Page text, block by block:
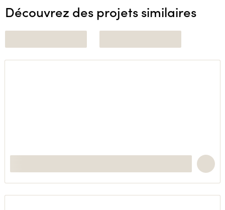
Découvrez des projets similaires